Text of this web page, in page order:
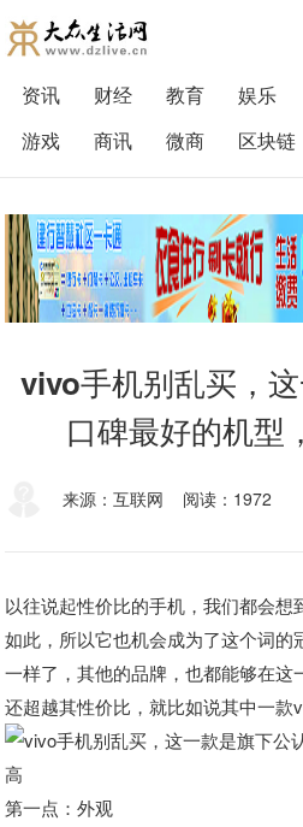
资讯 财经 教育 娱乐
游戏
商讯 微商 区块链
vivo手机别乱买，
口碑最好的机型
来源：互联网 阅读：1972
以往说起性价比的手机，我们都会想
如此，所以它也机会成为了这个词的
一样了，其他的品牌，也都能够在这
还超越其性价比，就比如说其中一款
第一点：外观